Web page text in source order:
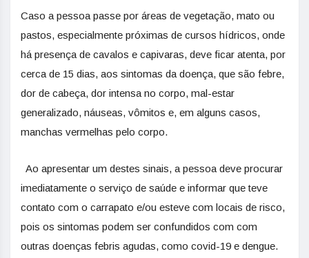
Caso a pessoa passe por áreas de vegetação, mato ou
pastos, especialmente próximas de cursos hídricos, onde
há presença de cavalos e capivaras, deve ficar atenta, por
cerca de 15 dias, aos sintomas da doença, que são febre,
dor de cabeça, dor intensa no corpo, mal-estar
generalizado, náuseas, vômitos e, em alguns casos,
manchas vermelhas pelo corpo.
Ao apresentar um destes sinais, a pessoa deve procurar
imediatamente o serviço de saúde e informar que teve
contato com o carrapato e/ou esteve com locais de risco,
pois os sintomas podem ser confundidos com com
outras doenças febris agudas, como covid-19 e dengue.